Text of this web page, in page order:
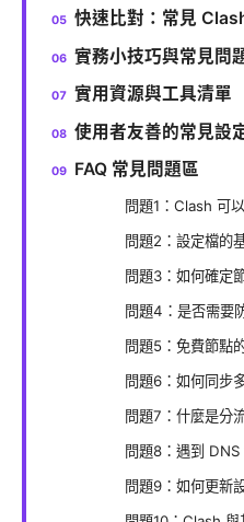
快速比對：常見
實務小技巧與常見問
實用資源與工具清單
使用者友善的常見設
FAQ 常見問題區
問題1：Clash 可
問題2：設定檔的
問題3：如何確定
問題4：是否需要
問題5：免費節點
問題6：如何同步
問題7：什麼是分
問題8：遇到 DNS
問題9：如何更新